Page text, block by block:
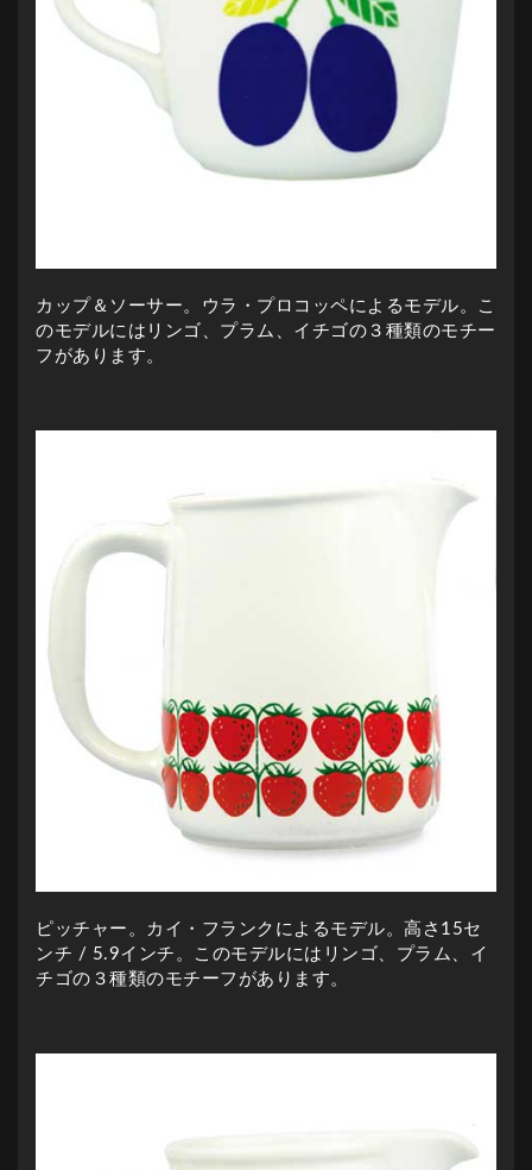
カップ＆ソーサー。ウラ・プロコッペによるモデル。こ
のモデルにはリンゴ、プラム、イチゴの３種類のモチー
フがあります。
ピッチャー。カイ・フランクによるモデル。高さ15セ
ンチ / 5.9インチ。このモデルにはリンゴ、プラム、イ
チゴの３種類のモチーフがあります。